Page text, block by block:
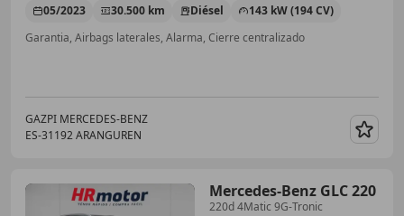
05/2023 30.500 km Diésel
143 kW (194 CV)
Garantia, Airbags laterales, Alarma, Cierre centralizado
GAZPI MERCEDES-BENZ
ES-31192 ARANGUREN
Mercedes-Benz GLC 220
220d 4Matic 9G-Tronic